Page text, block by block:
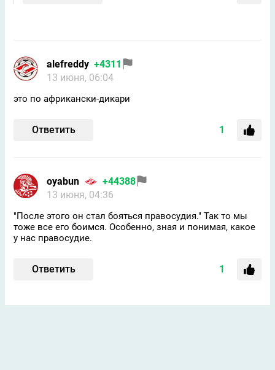
alefreddy +4311
13 июня, 06:04
это по африкански-дикари
Ответить 1
oyabun
+44388
13 июня, 04:36
"После этого он стал бояться правосудия." Так то мы
тоже все его боимся. Особенно, зная и понимая, какое
у нас правосудие.
Ответить 1